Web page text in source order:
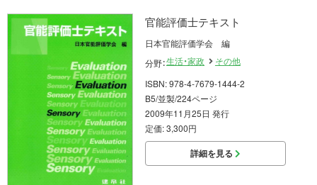
官能評価士テキスト
日本官能評価学会 編
分野：生活・家政
その他
ISBN: 978-4-7679-1444-2
B5/並製/224ページ
2009年11月25日 発行
定価: 3,300円
詳細を見る